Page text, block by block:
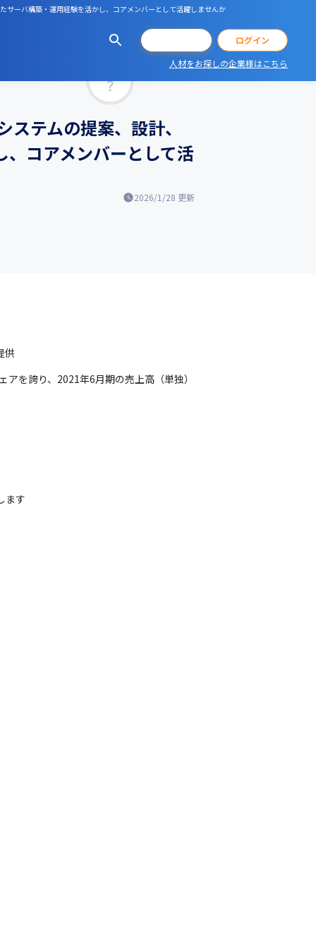
サーバ構築・運用経験を活かし、コアメンバーとして活躍しませんか
ログイン
人材をお探しの企業様はこちら
テムの提案、設計、
コアメンバーとして活
2026/1/28 更新
供
を誇り、2021年6月期の売上高（単独）
ます